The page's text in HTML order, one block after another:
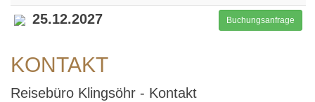
25.12.2027 Buchungsanfrage
KONTAKT
Reisebüro Klingsöhr - Kontakt